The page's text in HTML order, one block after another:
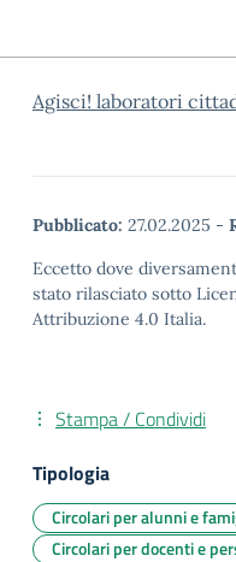
Agisci! laboratori
Pubblicato: 27.02.2025 -
Eccetto dove
stato rilasciato sotto
Attribuzione 4.0 Italia.
Stampa / Condividi
Tipologia
Circolari per alunni e
Circolari per docenti e